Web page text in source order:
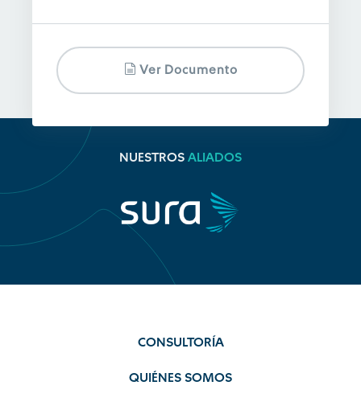
Ver Documento
NUESTROS ALIADOS
CONSULTORÍA
QUIÉNES SOMOS